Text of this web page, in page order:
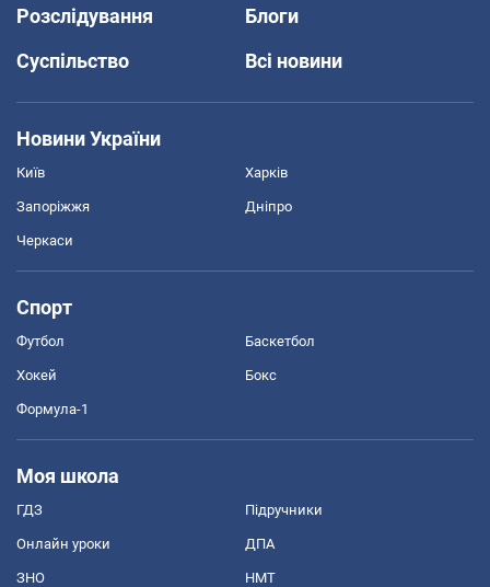
Розслідування
Блоги
Суспільство
Всі новини
Новини України
Київ Харків
Запоріжжя Дніпро
Черкаси
Спорт
Футбол Баскетбол
Хокей Бокс
Формула-1
Моя школа
ГДЗ Підручники
Онлайн уроки ДПА
ЗНО НМТ